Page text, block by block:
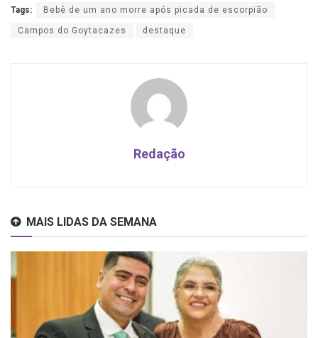
Tags: Bebê de um ano morre após picada de escorpião
Campos do Goytacazes destaque
Redação
MAIS LIDAS DA SEMANA